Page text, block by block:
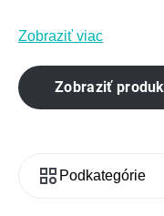
Zobraziť viac
Zobraziť
Podkategórie